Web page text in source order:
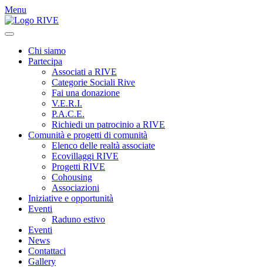
Menu
Chi siamo
Partecipa
Associati a RIVE
Categorie Sociali Rive
Fai una donazione
V.E.R.I.
P.A.C.E.
Richiedi un patrocinio a RIVE
Comunità e progetti di comunità
Elenco delle realtà associate
Ecovillaggi RIVE
Progetti RIVE
Cohousing
Associazioni
Iniziative e opportunità
Eventi
Raduno estivo
Eventi
News
Contattaci
Gallery